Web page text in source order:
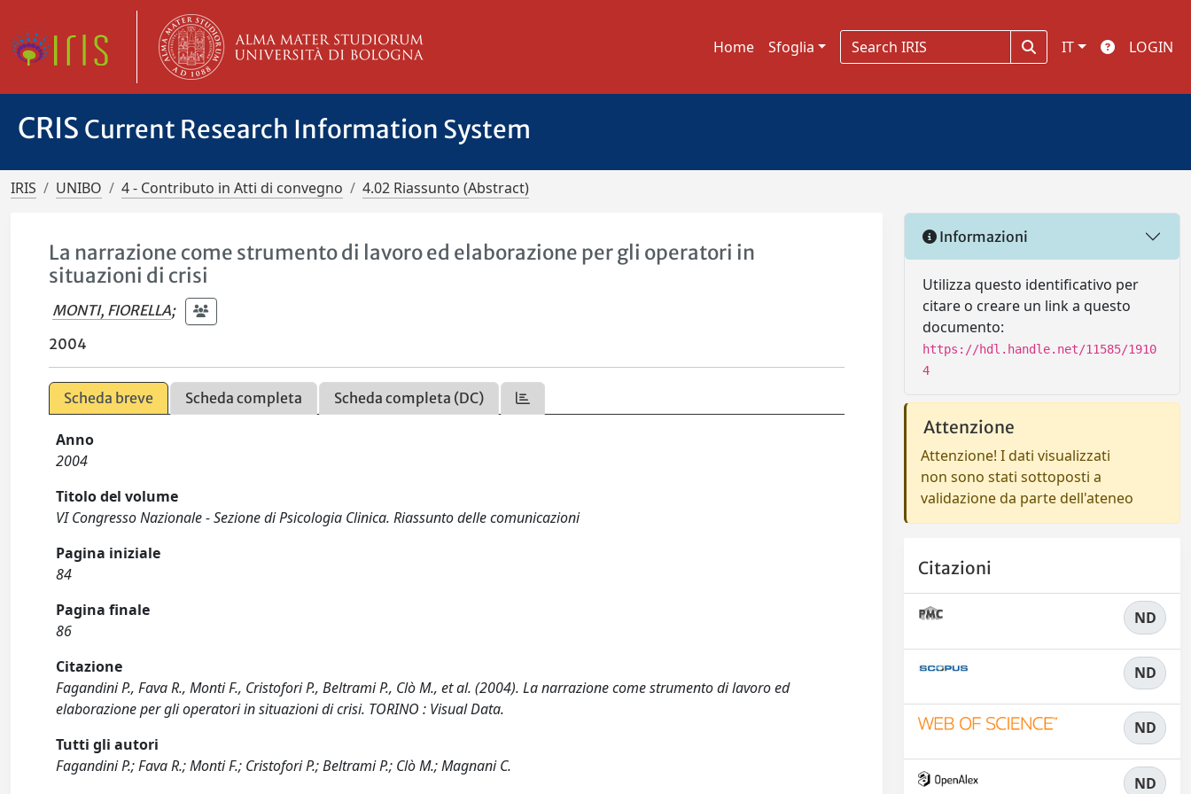
Home Sfoglia IT LOGIN
CRIS Current Research Information System
IRIS UNIBO 4 - Contributo in Atti di convegno 4.02 Riassunto (Abstract)
La narrazione come strumento di lavoro ed elaborazione per gli operatori in
situazioni di crisi
MONTI, FIORELLA;
2004
Scheda breve Scheda completa Scheda completa (DC)
Anno
2004
Titolo del volume
VI Congresso Nazionale - Sezione di Psicologia Clinica. Riassunto delle comunicazioni
Pagina iniziale
84
Pagina finale
86
Citazione
Fagandini P., Fava R., Monti F., Cristofori P., Beltrami P., Clò M., et al. (2004). La narrazione come strumento di lavoro ed
elaborazione per gli operatori in situazioni di crisi. TORINO : Visual Data.
Tutti gli autori
Fagandini P.; Fava R.; Monti F.; Cristofori P.; Beltrami P.; Clò M.; Magnani C.
Informazioni
Utilizza questo identificativo per
citare o creare un link a questo
documento:
https://hdl.handle.net/11585/1910
4
Attenzione
Attenzione! I dati visualizzati
non sono stati sottoposti a
validazione da parte dell'ateneo
Citazioni
ND
ND
ND
ND